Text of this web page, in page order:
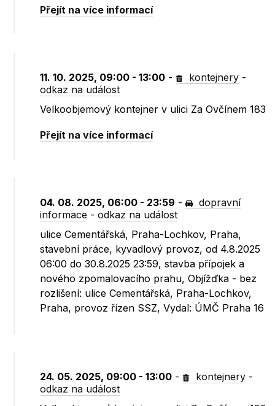
Přejít na více informací
11. 10. 2025, 09:00 - 13:00 - kontejnery -
odkaz na událost
Velkoobjemový kontejner v ulici Za Ovčínem 183
Přejít na více informací
04. 08. 2025, 06:00 - 23:59 -
dopravní
informace -odkaz na událost
ulice Cementářská, Praha-Lochkov, Praha,
stavební práce, kyvadlový provoz, od 4.8.2025
06:00 do 30.8.2025 23:59, stavba přípojek a
nového zpomalovacího prahu, Objížďka - bez
rozlišení: ulice Cementářská, Praha-Lochkov,
Praha, provoz řízen SSZ, Vydal: ÚMČ Praha 16
24. 05. 2025, 09:00 - 13:00 - kontejnery -
odkaz na událost